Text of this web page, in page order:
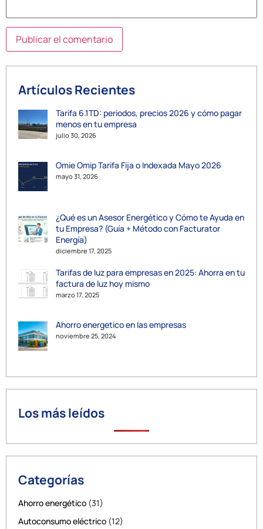
Artículos Recientes
Tarifa 6.1TD: periodos, precios 2026 y cómo pagar
menos en tu empresa
julio 30, 2026
Omie Omip Tarifa Fija o Indexada Mayo 2026
mayo 31, 2026
¿Qué es un Asesor Energético y Cómo te Ayuda en
tu Empresa? (Guía + Método con Facturator
Energía)
diciembre 17, 2025
Tarifas de luz para empresas en 2025: Ahorra en tu
factura de luz hoy mismo
marzo 17, 2025
Ahorro energetico en las empresas
noviembre 25, 2024
Los más leídos
Categorías
Ahorro energético (31)
Autoconsumo eléctrico (12)